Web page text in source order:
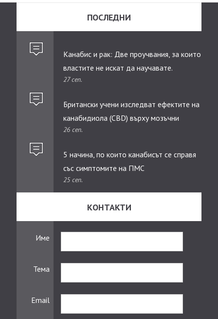
ПОСЛЕДНИ
Канабис и рак: Две проучвания, за които
властите не искат да научавате.
27 сеп.
Британски учени изследват ефектите на
канабидиолa (CBD) върху мозъчни
тумори при деца
26 сеп.
5 начина, по които канабисът се справя
със симптомите на ПМС
25 сеп.
КОНТАКТИ
Име
Тема
Email